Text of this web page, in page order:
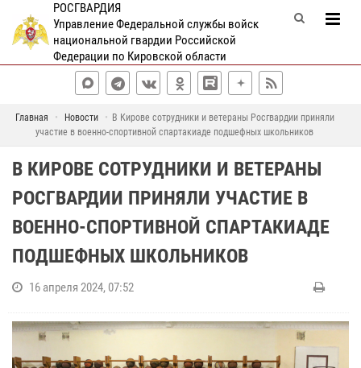
РОСГВАРДИЯ
Управление Федеральной службы войск
национальной гвардии Российской
Федерации по Кировской области
Главная Новости
В Кирове сотрудники и ветераны Росгвардии приняли
участие в военно-спортивной спартакиаде подшефных школьников
В КИРОВЕ СОТРУДНИКИ И ВЕТЕРАНЫ
РОСГВАРДИИ ПРИНЯЛИ УЧАСТИЕ В
ВОЕННО-СПОРТИВНОЙ СПАРТАКИАДЕ
ПОДШЕФНЫХ ШКОЛЬНИКОВ
16 апреля 2024, 07:52